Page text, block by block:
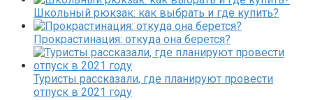
Школьный рюкзак: как выбрать и где купить?
Прокрастинация: откуда она берется?
Туристы рассказали, где планируют провести
отпуск в 2021 году